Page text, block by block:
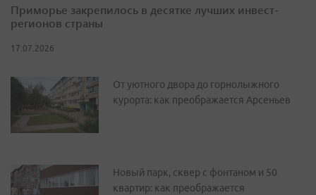
Приморье закрепилось в десятке лучших инвест-
регионов страны
17.07.2026
От уютного двора до горнолыжного
курорта: как преображается Арсеньев
Новый парк, сквер с фонтаном и 50
квартир: как преображается